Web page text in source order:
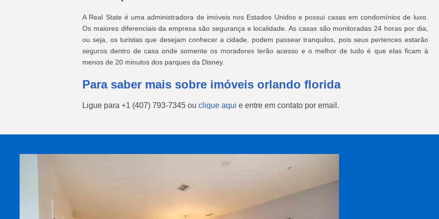
A Real State é uma administradora de imóveis nos Estados Unidos e possui casas em condomínios de luxo.
Os maiores diferenciais da empresa são segurança e localidade. As casas são monitoradas 24 horas por dia,
ou seja, os turistas que desejam conhecer a cidade, podem passear tranquilos, pois seus pertences estarão
seguros dentro de casa onde somente os moradores terão acesso e o melhor de tudo é que elas ficam à
menos de 20 minutos dos parques da Disney.
Para saber mais sobre imóveis orlando florida
Ligue para +1 (407) 793-7345 ou clique aqui e entre em contato por email.